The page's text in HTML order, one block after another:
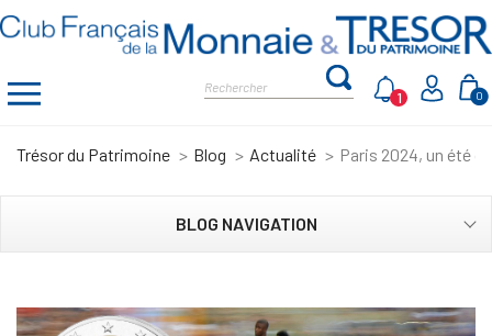
0
1
Trésor du Patrimoine Blog Actualité Paris 2024, un été
BLOG NAVIGATION